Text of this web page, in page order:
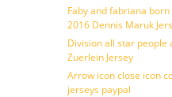
Faby and fabriana
2016 Dennis Maruk
Division all star people
Zuerlein Jersey
Arrow icon close icon
jerseys paypal